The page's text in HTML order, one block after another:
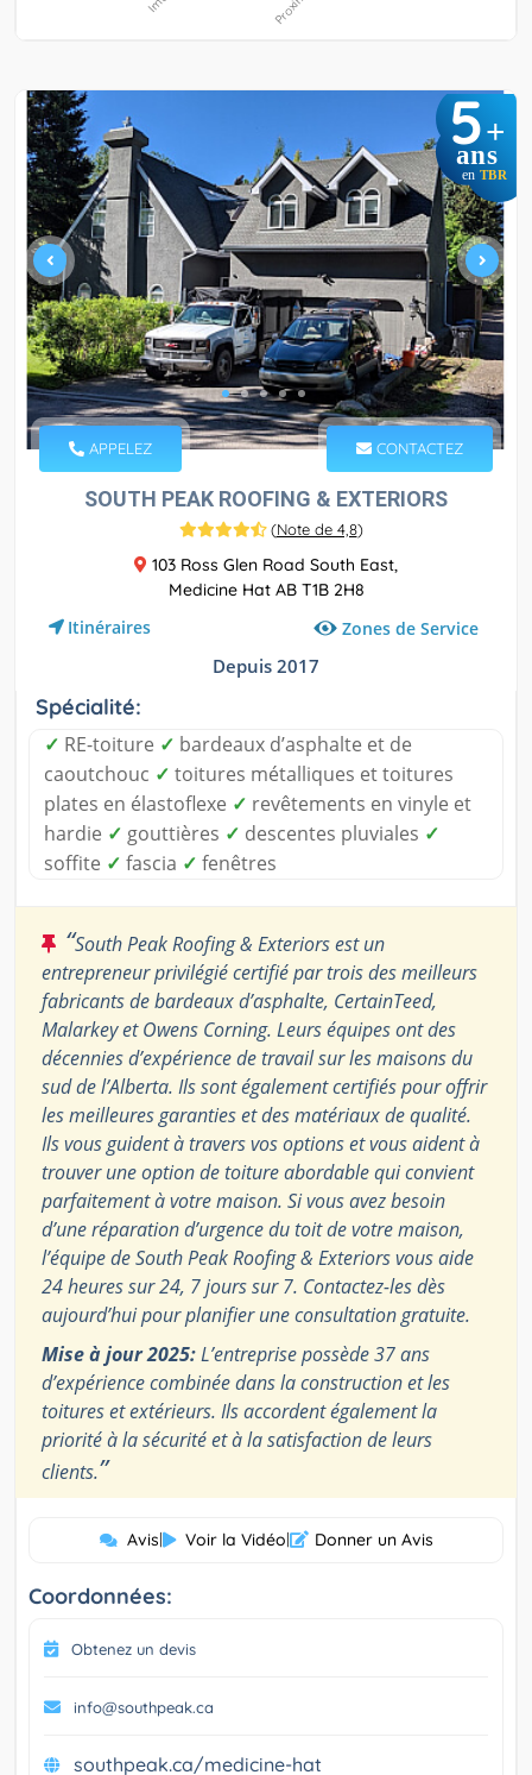
5+
ans
en TBR
APPELEZ CONTACTEZ
SOUTH PEAK ROOFING & EXTERIORS
(Note de 4,8)
103 Ross Glen Road South East,
Medicine Hat AB T1B 2H8
Itinéraires Zones de Service
Depuis 2017
Spécialité:
✓ RE-toiture ✓ bardeaux d’asphalte et de
caoutchouc ✓ toitures métalliques et toitures
plates en élastoflexe ✓ revêtements en vinyle et
hardie ✓ gouttières ✓ descentes pluviales ✓
soffite ✓ fascia ✓ fenêtres
“South Peak Roofing & Exteriors est un
entrepreneur privilégié certifié par trois des meilleurs
fabricants de bardeaux d’asphalte, CertainTeed,
Malarkey et Owens Corning. Leurs équipes ont des
décennies d’expérience de travail sur les maisons du
sud de l’Alberta. Ils sont également certifiés pour offrir
les meilleures garanties et des matériaux de qualité.
Ils vous guident à travers vos options et vous aident à
trouver une option de toiture abordable qui convient
parfaitement à votre maison. Si vous avez besoin
d’une réparation d’urgence du toit de votre maison,
l’équipe de South Peak Roofing & Exteriors vous aide
24 heures sur 24, 7 jours sur 7. Contactez-les dès
aujourd’hui pour planifier une consultation gratuite.
Mise à jour 2025:L’entreprise possède 37 ans
d’expérience combinée dans la construction et les
toitures et extérieurs. Ils accordent également la
priorité à la sécurité et à la satisfaction de leurs
clients.”
Avis| Voir la Vidéo| Donner un Avis
Coordonnées:
Obtenez un devis
info@southpeak.ca
southpeak.ca/medicine-hat